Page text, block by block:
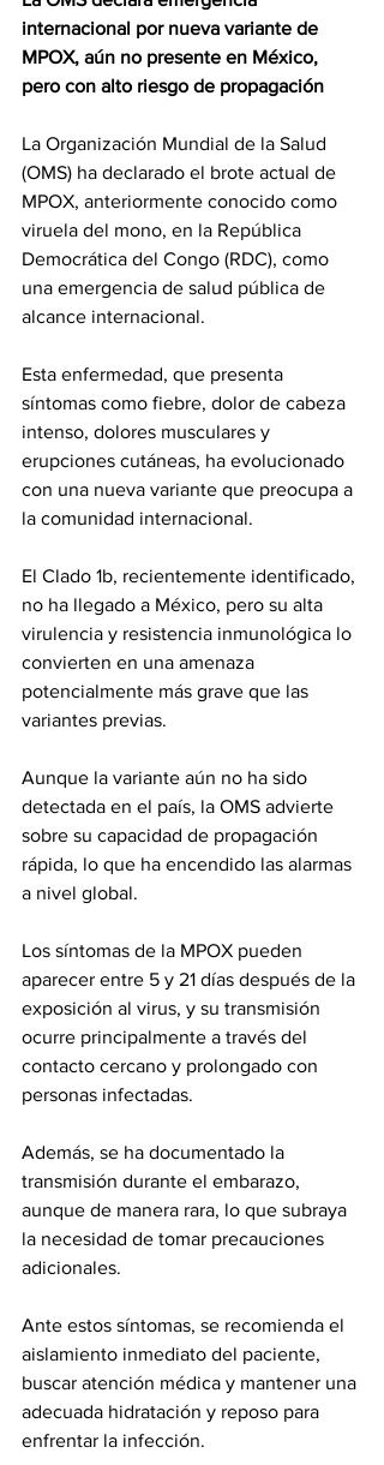
internacional por nueva variante de
MPOX, aún no presente en México,
pero con alto riesgo de propagación
La Organización Mundial de la Salud
(OMS) ha declarado el brote actual de
MPOX, anteriormente conocido como
viruela del mono, en la República
Democrática del Congo (RDC), como
una emergencia de salud pública de
alcance internacional.
Esta enfermedad, que presenta
síntomas como fiebre, dolor de cabeza
intenso, dolores musculares y
erupciones cutáneas, ha evolucionado
con una nueva variante que preocupa a
la comunidad internacional.
El Clado 1b, recientemente identificado,
no ha llegado a México, pero su alta
virulencia y resistencia inmunológica lo
convierten en una amenaza
potencialmente más grave que las
variantes previas.
Aunque la variante aún no ha sido
detectada en el país, la OMS advierte
sobre su capacidad de propagación
rápida, lo que ha encendido las alarmas
a nivel global.
Los síntomas de la MPOX pueden
aparecer entre 5 y 21 días después de la
exposición al virus, y su transmisión
ocurre principalmente a través del
contacto cercano y prolongado con
personas infectadas.
Además, se ha documentado la
transmisión durante el embarazo,
aunque de manera rara, lo que subraya
la necesidad de tomar precauciones
adicionales.
Ante estos síntomas, se recomienda el
aislamiento inmediato del paciente,
buscar atención médica y mantener una
adecuada hidratación y reposo para
enfrentar la infección.